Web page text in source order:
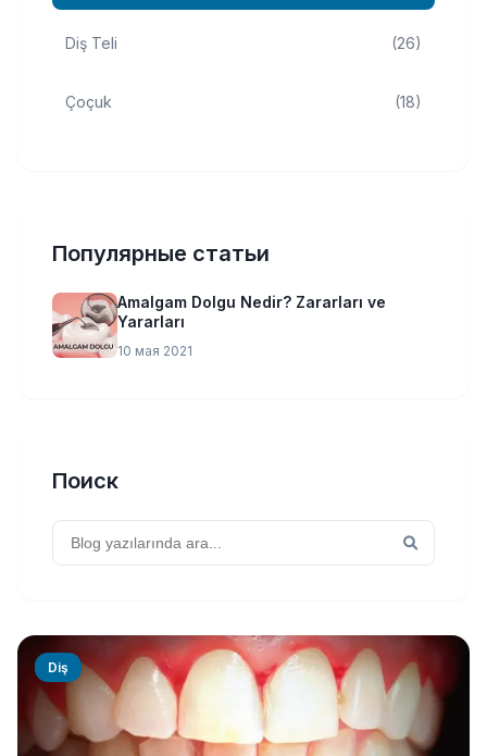
Diş Teli (26)
Çoçuk (18)
Популярные статьи
Amalgam Dolgu Nedir? Zararları ve
Yararları
10 мая 2021
Поиск
Diş